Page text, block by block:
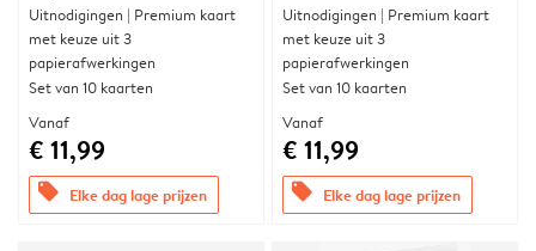
Uitnodigingen | Premium kaart
met keuze uit 3
papierafwerkingen
Set van 10 kaarten
Vanaf
€ 11,99
offers Elke dag lage prijzen
Uitnodigingen | Premium kaart
met keuze uit 3
papierafwerkingen
Set van 10 kaarten
Vanaf
€ 11,99
offers Elke dag lage prijzen